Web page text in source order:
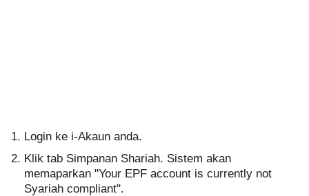
Login ke i-Akaun anda.
Klik tab Simpanan Shariah. Sistem akan
memaparkan "Your EPF account is currently not
Syariah compliant".